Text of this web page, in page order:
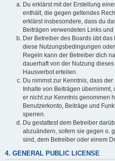
Du erklärst mit der Erstellung
enthält, die gegen geltendes
erklärst insbesondere, dass du
Beiträgen verwendeten Links
Der Betreiber des Boards übt
diese Nutzungsbedingungen
Regeln kann der Betreiber dich
dauerhaft von der Nutzung
Hausverbot erteilen.
Du nimmst zur Kenntnis, dass
Inhalte von Beiträgen übernimmt,
er nicht zur Kenntnis genommen
Benutzerkonto, Beiträge und
sperren.
Du gestattest dem Betreiber
abzuändern, sofern sie gegen o.
sind, dem Betreiber oder einem
4. GENERAL PUBLIC LICENSE